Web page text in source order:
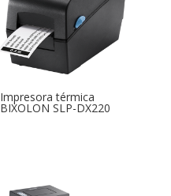
Impresora térmica
BIXOLON SLP-DX220